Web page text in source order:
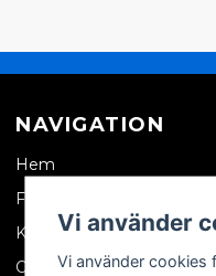
NAVIGATION
Hem
Företagskund
Kontakta oss
Om oss
Vi använder
Vi använder cookies